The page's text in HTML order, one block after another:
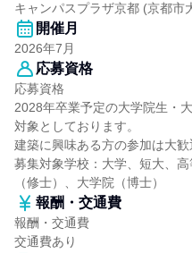
キャンパスプラザ京都 (京都市
開催月
2026年7月
応募資格
応募資格
2028年卒業予定の大学院生・
対象としております。
建築に興味ある方の参加は大歓
募集対象学校：大学、短大、
（修士）、大学院（博士）
報酬・交通費
報酬・交通費
交通費あり